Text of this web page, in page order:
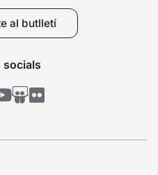
al butlletí
socials